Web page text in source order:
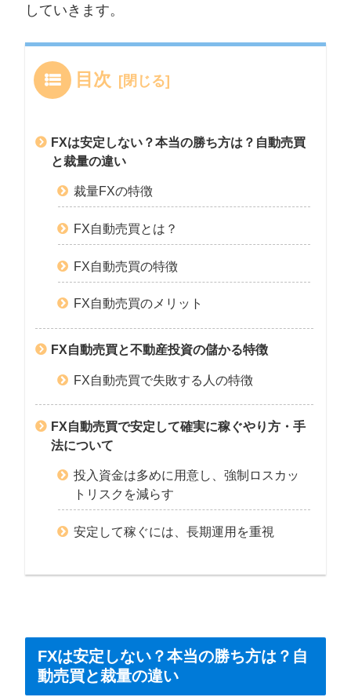
していきます。
目次
FXは安定しない？本当の勝ち方は？自動売買
と裁量の違い
裁量FXの特徴
FX自動売買とは？
FX自動売買の特徴
FX自動売買のメリット
FX自動売買と不動産投資の儲かる特徴
FX自動売買で失敗する人の特徴
FX自動売買で安定して確実に稼ぐやり方・手
法について
投入資金は多めに用意し、強制ロスカッ
トリスクを減らす
安定して稼ぐには、長期運用を重視
FXは安定しない？本当の勝ち方は？自
動売買と裁量の違い